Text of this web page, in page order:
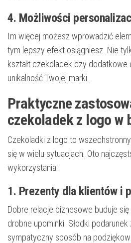
4. Możliwości
Im więcej możesz wprowadzić
tym lepszy efekt osiągniesz. Nie
kształt czekoladek czy
unikalność Twojej marki.
Praktyczne
czekoladek z logo w
Czekoladki z logo to
się w wielu sytuacjach. Oto
wykorzystania:
1. Prezenty dla klientów i
Dobre relacje biznesowe buduje
drobne upominki. Słodki
sympatyczny sposób na